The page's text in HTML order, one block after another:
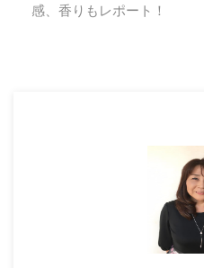
感、香りもレポート！